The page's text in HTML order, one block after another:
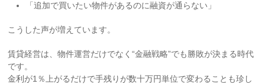
「追加で買いたい物件があるのに融資が通らない」
こうした声が増えています。
賃貸経営は、物件運営だけでなく“金融戦略”でも勝敗が決まる時代
です。
金利が1％上がるだけで手残りが数十万円単位で変わることも珍し